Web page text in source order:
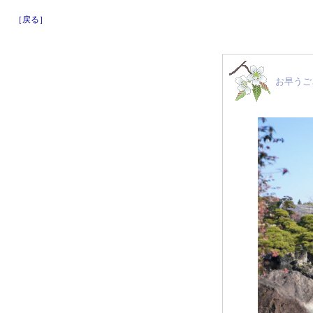
［戻る］
お早う